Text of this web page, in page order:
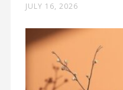
JULY 16, 2026